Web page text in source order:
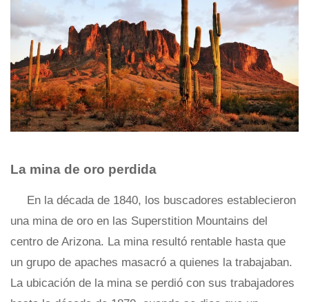
La mina de oro perdida
En la década de 1840, los buscadores establecieron
una mina de oro en las Superstition Mountains del
centro de Arizona. La mina resultó rentable hasta que
un grupo de apaches masacró a quienes la trabajaban.
La ubicación de la mina se perdió con sus trabajadores